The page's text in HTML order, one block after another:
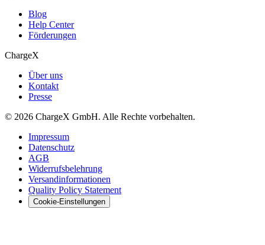
Blog
Help Center
Förderungen
ChargeX
Über uns
Kontakt
Presse
© 2026 ChargeX GmbH. Alle Rechte vorbehalten.
Impressum
Datenschutz
AGB
Widerrufsbelehrung
Versandinformationen
Quality Policy Statement
Cookie-Einstellungen